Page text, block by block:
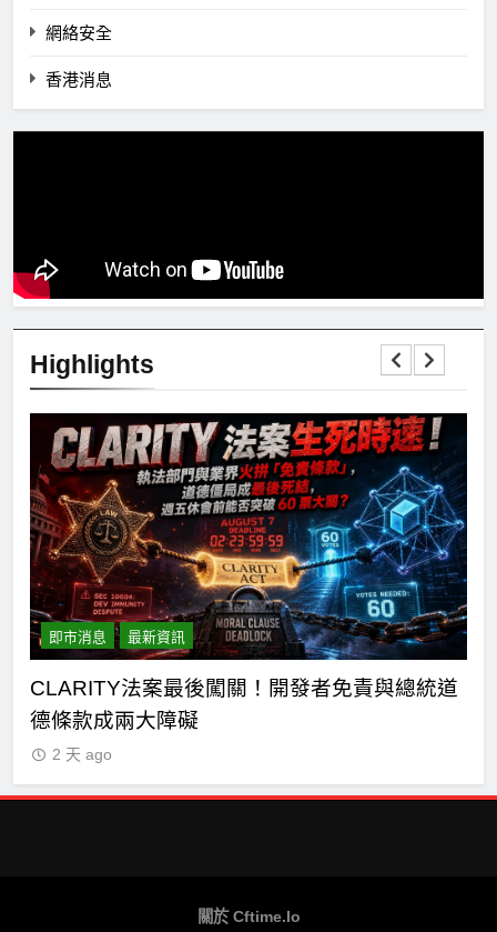
網絡安全
香港消息
Highlights
即市消息 最新資訊
CLARITY法案最後闖關！開發者免責與總統道
德條款成兩大障礙
2 天 ago
關於 Cftime.io